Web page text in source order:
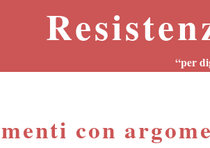
“per
con